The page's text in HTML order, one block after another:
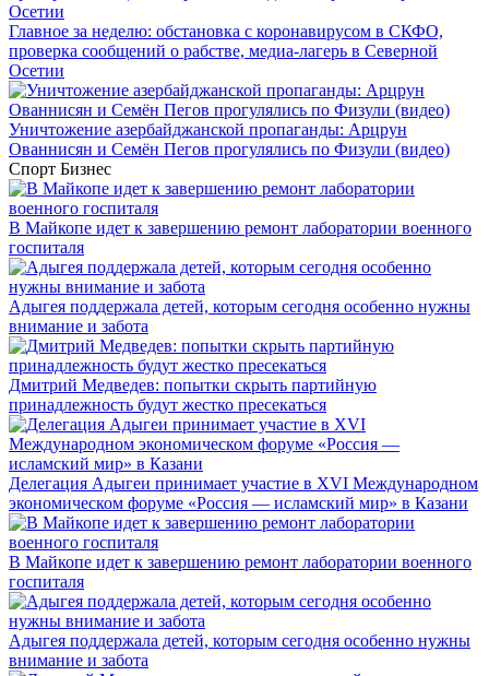
Главное за неделю: обстановка с коронавирусом в СКФО,
проверка сообщений о рабстве, медиа-лагерь в Северной
Осетии
Уничтожение азербайджанской пропаганды: Арцрун
Ованнисян и Семён Пегов прогулялись по Физули (видео)
Спорт Бизнес
В Майкопе идет к завершению ремонт лаборатории военного
госпиталя
Адыгея поддержала детей, которым сегодня особенно нужны
внимание и забота
Дмитрий Медведев: попытки скрыть партийную
принадлежность будут жестко пресекаться
Делегация Адыгеи принимает участие в XVI Международном
экономическом форуме «Россия — исламский мир» в Казани
В Майкопе идет к завершению ремонт лаборатории военного
госпиталя
Адыгея поддержала детей, которым сегодня особенно нужны
внимание и забота